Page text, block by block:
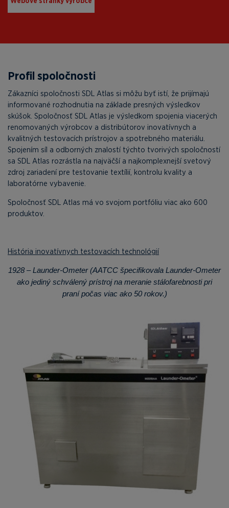
Profil spoločnosti
Zákazníci spoločnosti SDL Atlas si môžu byť istí, že prijímajú
informované rozhodnutia na základe presných výsledkov
skúšok. Spoločnosť SDL Atlas je výsledkom spojenia viacerých
renomovaných výrobcov a distribútorov inovatívnych a
kvalitných testovacích prístrojov a spotrebného materiálu.
Spojením síl a odborných znalostí týchto tvorivých spoločností
sa SDL Atlas rozrástla na najväčší a najkomplexnejší svetový
zdroj zariadení pre testovanie textílií, kontrolu kvality a
laboratórne vybavenie.
Spoločnosť SDL Atlas má vo svojom portfóliu viac ako 600
produktov.
História inovatívnych testovacích technológií
1928 – Launder-Ometer (AATCC špecifikovala Launder-Ometer
ako jediný schválený prístroj na meranie stálofarebnosti pri
praní počas viac ako 50 rokov.)